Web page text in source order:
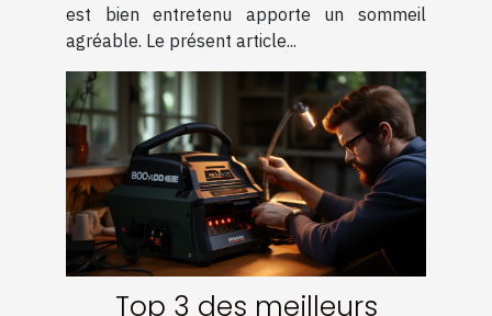
est bien entretenu apporte un sommeil
agréable. Le présent article...
Top 3 des meilleurs